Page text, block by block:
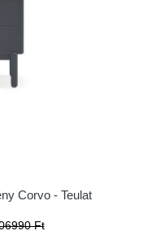
Corvo - Teulat
Ft